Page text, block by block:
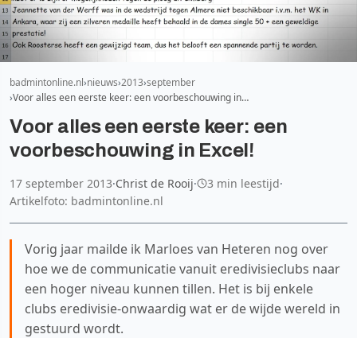
badmintonline.nl nieuws 2013 september
Voor alles een eerste keer: een voorbeschouwing in…
Voor alles een eerste keer: een
voorbeschouwing in Excel!
17 september 2013·Christ de Rooij· 3 min leestijd·
Artikelfoto: badmintonline.nl
Vorig jaar mailde ik Marloes van Heteren nog over
hoe we de communicatie vanuit eredivisieclubs naar
een hoger niveau kunnen tillen. Het is bij enkele
clubs eredivisie-onwaardig wat er de wijde wereld in
gestuurd wordt.